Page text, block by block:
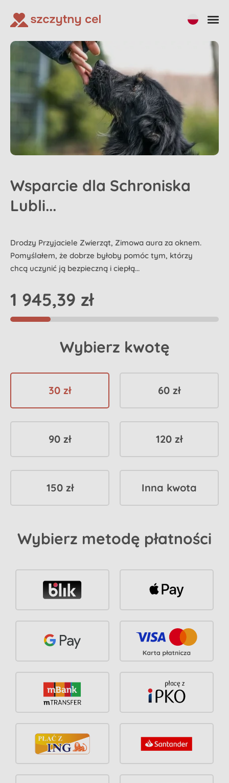
Wsparcie dla Schroniska
Lubli...
Drodzy Przyjaciele Zwierząt, Zimowa aura za oknem.
Pomyślałem, że dobrze byłoby pomóc tym, którzy
chcą uczynić ją bezpieczną i ciepłą...
1 945,39 zł
Wybierz kwotę
30 zł 60 zł
90 zł 120 zł
150 zł Inna kwota
Wybierz metodę płatności